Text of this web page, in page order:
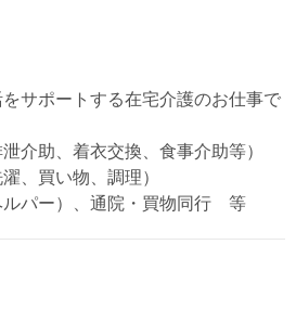
サポートする在宅介護のお仕事で
介助、着衣交換、食事介助等）
、買い物、調理）
ルパー）、通院・買物同行 等